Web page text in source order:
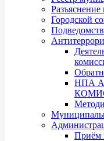
Городской
НПА
Приём